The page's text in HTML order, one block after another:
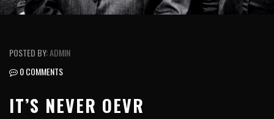
POSTED BY:ADMIN
0 COMMENTS
IT’S NEVER OEVR